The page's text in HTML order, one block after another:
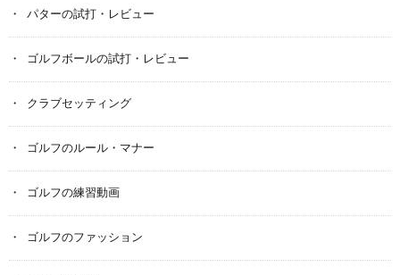
パターの試打・レビュー
ゴルフボールの試打・レビュー
クラブセッティング
ゴルフのルール・マナー
ゴルフの練習動画
ゴルフのファッション